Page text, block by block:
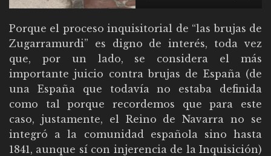
Porque el proceso inquisitorial de “las brujas de
Zugarramurdi” es digno de interés, toda vez
que, por un lado, se considera el más
importante juicio contra brujas de España (de
una España que todavía no estaba definida
como tal porque recordemos que para este
caso, justamente, el Reino de Navarra no se
integró a la comunidad española sino hasta
1841, aunque sí con injerencia de la Inquisición)